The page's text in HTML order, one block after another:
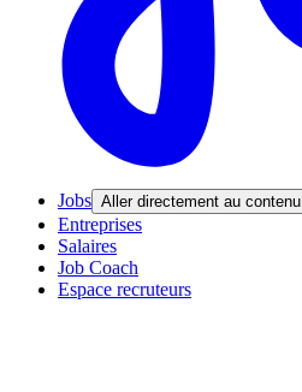
Jobs Aller directement au contenu
Entreprises
Salaires
Job Coach
Espace recruteurs